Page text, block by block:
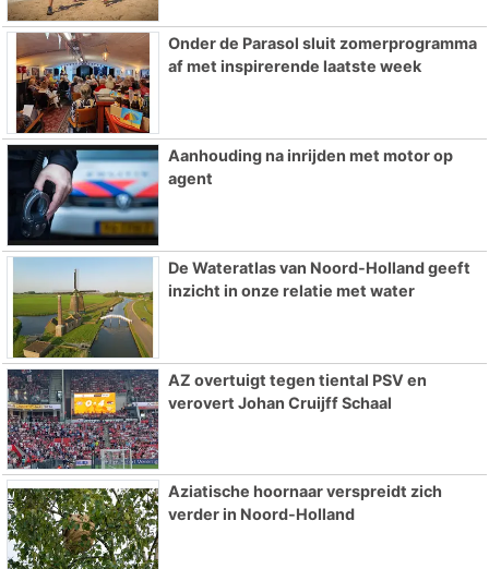
Onder de Parasol sluit zomerprogramma
af met inspirerende laatste week
Aanhouding na inrijden met motor op
agent
De Wateratlas van Noord-Holland geeft
inzicht in onze relatie met water
AZ overtuigt tegen tiental PSV en
verovert Johan Cruijff Schaal
Aziatische hoornaar verspreidt zich
verder in Noord-Holland